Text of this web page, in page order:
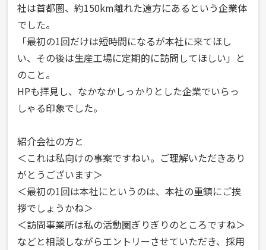
社は首都圏、約150km離れた遠方にあるという企業体
でした。
「最初の1回だけは短時間になるが本社に来てほし
い、その後は生産工場に定期的に訪問してほしい」と
のこと。
HPも拝見し、なかなかしっかりとした企業でいらっ
しゃる印象でした。
紹介会社の方と
＜これは私向けの事案ですねい。ご理解いただきあり
がとうございます＞
＜最初の1回は本社にというのは、本社の重鎮にご挨
拶でしょうかね＞
＜訪問事業所は私の活動圏ぎりぎりのところですね＞
などと相談しながらエントリーさせていただき、採用